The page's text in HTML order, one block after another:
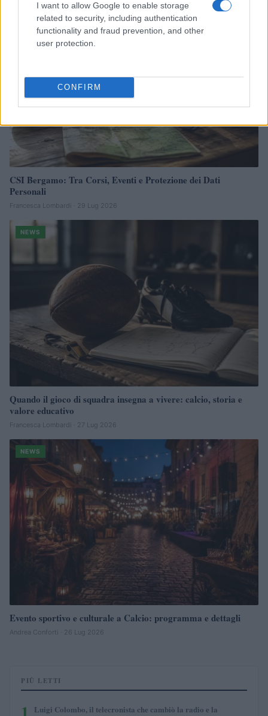
I want to allow Google to enable storage
related to security, including authentication
functionality and fraud prevention, and other
user protection.
CONFIRM
CSI Bergamo: Tra Corsi, Eventi e Protezione dei Dati
Personali
Francesca Lombardi · 29 Lug 2026
NEWS
Quando il gioco di squadra insegna a vivere: calcio, storia e
valore educativo
Francesca Lombardi · 27 Lug 2026
NEWS
Evento sportivo e culturale a Calcio: programma e dettagli
Andrea Conforti · 26 Lug 2026
PIÙ LETTI
Luigi Colombo, il telecronista che cambiò la radio e la